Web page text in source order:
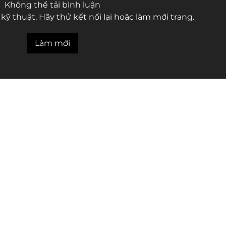
Sự khác biệt tư tưởng
Không thể tải bình luận
thuật. Hãy thử kết nối lại hoặc làm mới trang.
Làm mới